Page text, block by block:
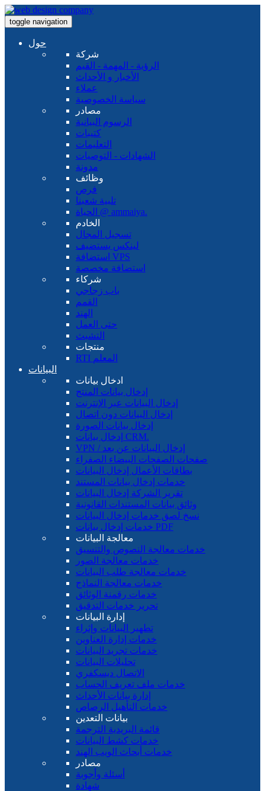
toggle navigation
حول
شركة
الرؤية - المهمة - القيم
الأخبار و الأحداث
عملاء
سياسة الخصوصية
مصادر
الرسوم البيانية
كتيبات
التعليمات
الشهادات - التوصيات
مدونة
وظائف
فرص
تلبية شعبنا
الحياة @ ammaiya.
الخادم
تسجيل المجال
لينكس يستضيف
استضافة VPS
استضافة مخصصة
شركاء
باب زجاجي
القمم
الهند
حتى العمل
التشبث
منتجات
RTI المعلم
البيانات
ادخال بيانات
إدخال بيانات المنتج
إدخال البيانات عبر الإنترنت
إدخال البيانات دون اتصال
إدخال بيانات الصورة
إدخال بيانات CRM.
VPN / إدخال البيانات عن بعد
صفحات الصفحات البيضاء الصفراء
بطاقات الأعمال إدخال البيانات
خدمات إدخال بيانات المستند
تقرير الشركة إدخال البيانات
وثائق بيانات المستندات القانونية
نسخ لصق خدمات إدخال البيانات
خدمات إدخال بيانات PDF
معالجة البيانات
خدمات معالجة النصوص والتنسيق
خدمات معالجة الصور
خدمات معالجة طلب البيانات
خدمات معالجة النماذج
خدمات رقمنة الوثائق
تحرير خدمات التدقيق
إدارة البيانات
تطهير البيانات وإثراء
خدمات إدارة العناوين
خدمات تجريد البيانات
تحليلات البيانات
الاتصال ديسكفري
خدمات ملف تعريف الحساب
إدارة بيانات الأحداث
خدمات التأهيل الرصاص
بيانات التعدين
قائمة البريدية الترجمة
خدمات كشط البيانات
خدمات أبحاث الويب الهند
مصادر
أسئلة وأجوبة
شهادة